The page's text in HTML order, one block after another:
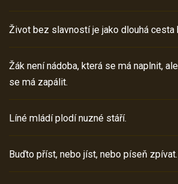
Život bez slavností je jako dlouhá cesta
Žák není nádoba, která se má naplnit,
se má zapálit.
Líné mládí plodí nuzné stáří.
Buďto příst, nebo jíst, nebo píseň zpívat.